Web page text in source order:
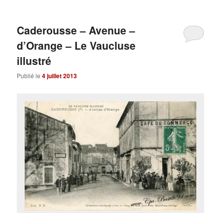
Caderousse – Avenue –
d’Orange – Le Vaucluse
illustré
Publié le4 juillet 2013